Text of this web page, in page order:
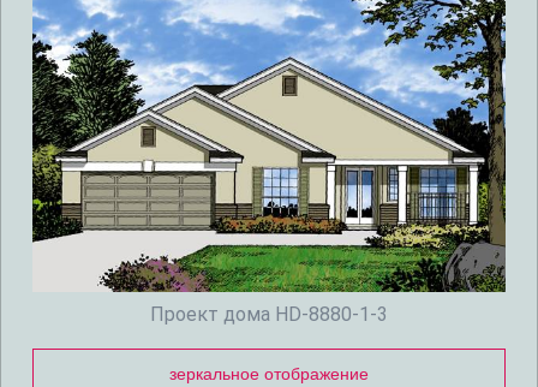
Проект дома HD-8880-1-3
зеркальное отображение